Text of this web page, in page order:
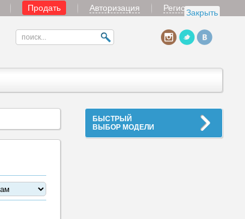
Закрыть
Продать Авторизация Регистрация
БЫСТРЫЙ
ВЫБОР МОДЕЛИ